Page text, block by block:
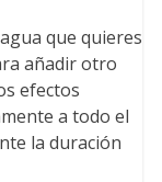
que quieres
añadir otro
efectos
a todo el
la duración